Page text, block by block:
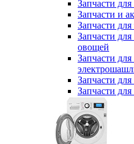
Запчасти
Запчасти и
Запчасти для
Запчасти
овощей
Запчасти
Запчасти
Запчасти